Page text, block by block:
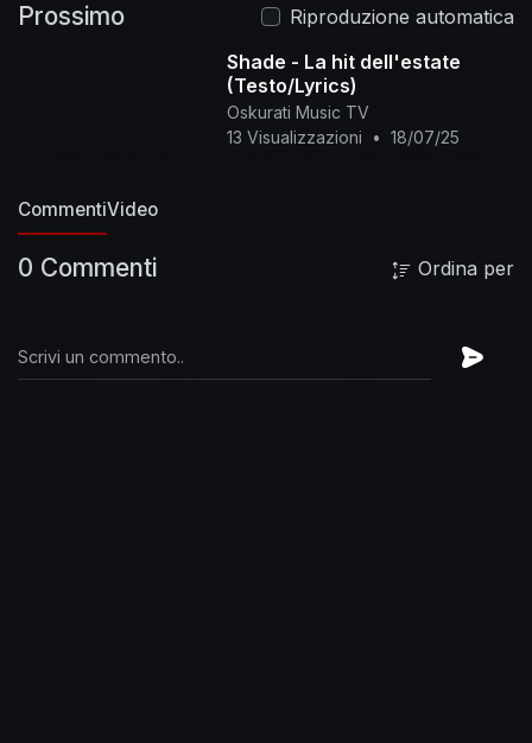
Prossimo
Riproduzione automatica
Shade - La hit dell'estate
(Testo/Lyrics)
Oskurati Music TV
13 Visualizzazioni
• 18/07/25
CommentiVideo
0 Commenti Ordina per